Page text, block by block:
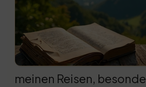
meinen Reisen,